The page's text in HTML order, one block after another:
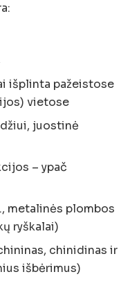
išplinta pažeistose
vietose
juostinė
– ypač
metalinės plombos
ryškalai)
chinidinas ir
išbėrimus)